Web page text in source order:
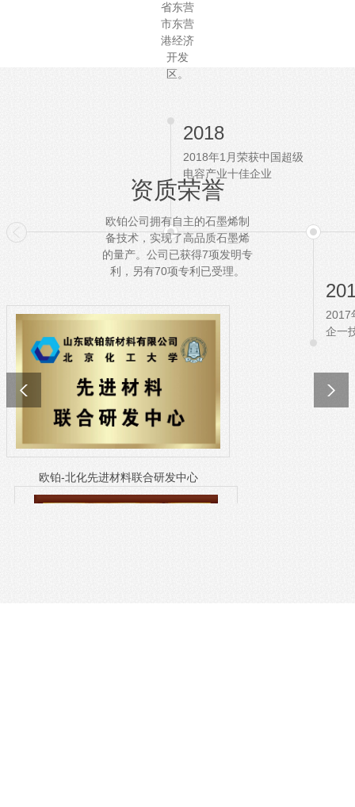
省东营
市东营
港经济
开发
区。
2018
2018年1月荣获中国超级
电容产业十佳企业
2017
企一
资质荣誉
欧铂公司拥有自主的石墨烯制
备技术，实现了高品质石墨烯
的量产。公司已获得7项发明专
利，另有70项专利已受理。
欧铂-北化先进材料联合研发中心